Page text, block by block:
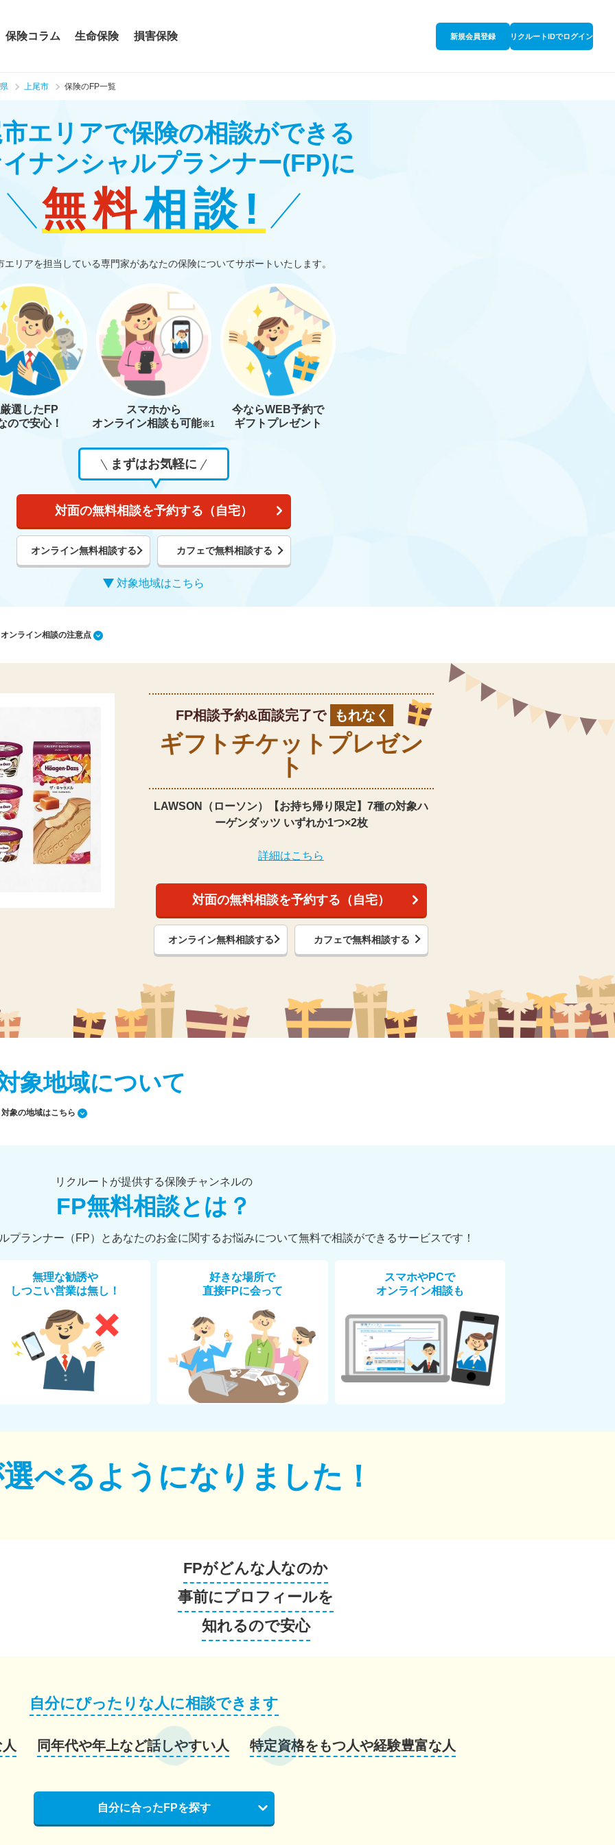
保険コラム 生命保険 損害保険 新規会員登録 リクルートIDでログイン
上尾市 保険のFP一覧
エリアで保険の相談ができる
ナンシャルプランナー(FP)に
無料相談!
エリアを担当している専門家があなたの保険についてサポートいたします。
厳選したFP
ので安心！
スマホから
オンライン相談も可能※1
今ならWEB予約で
ギフトプレゼント
まずはお気軽に
対面の無料相談を予約する（自宅）
オンライン無料相談する カフェで無料相談する
対象地域はこちら
ンライン相談の注意点
FP相談予約&面談完了で もれなく
ギフトチケット プレゼン
ト
LAWSON（ローソン）【お持ち帰り限定】 7種の対象ハ
ーゲンダッツ いずれか1つ×2枚
詳細はこちら
対面の無料相談を予約する（自宅）
オンライン無料相談する カフェで無料相談する
象地域について
対象の地域はこちら
リクルートが提供する保険チャンネルの
FP無料相談とは？
プランナー（FP）とあなたのお金に関するお悩みについて無料で相談ができるサービスです！
無理な勧誘や
しつこい営業は無し！
好きな場所で
直接FPに会って
スマホやPCで
オンライン相談も
べるようになりました！
FPがどんな人なのか
事前にプロフィールを
知れるので安心
自分にぴったりな人に相談できます
同年代や年上など話しやすい人 特定資格をもつ人や経験豊富な人
自分に合ったFPを探す